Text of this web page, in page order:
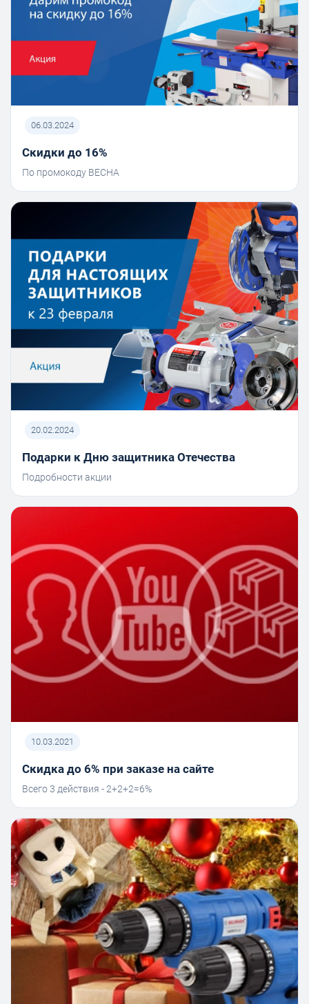
06.03.2024
Скидки до 16%
По промокоду ВЕСНА
20.02.2024
Подарки к Дню защитника Отечества
Подробности акции
10.03.2021
Скидка до 6% при заказе на сайте
Всего 3 действия - 2+2+2=6%